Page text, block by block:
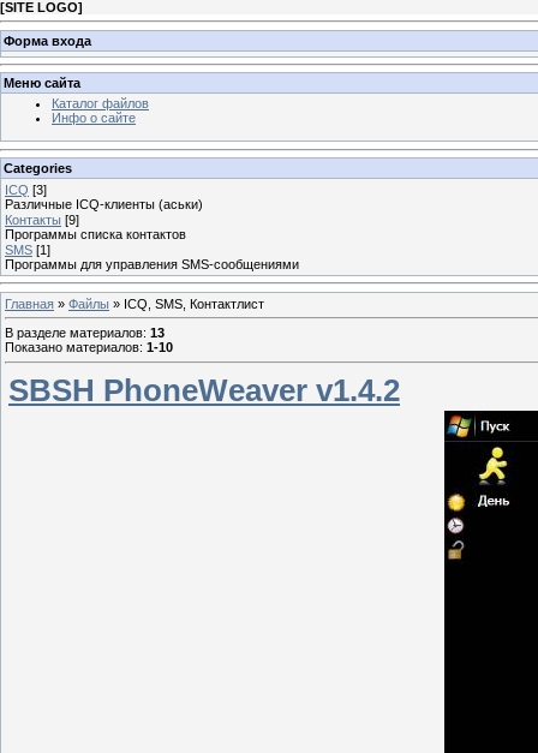
[SITE LOGO]
Форма входа
Меню сайта
Каталог файлов
Инфо о сайте
Categories
ICQ [3]
Различные ICQ-клиенты (аськи)
Контакты [9]
Программы списка контактов
SMS [1]
Программы для управления SMS-сообщениями
Главная » Файлы » ICQ, SMS, Контактлист
В разделе материалов: 13
Показано материалов: 1-10
SBSH PhoneWeaver v1.4.2